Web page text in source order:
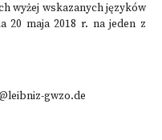
wyżej wskazanych języków
20 maja 2018 r. na jeden z
gwzo.de